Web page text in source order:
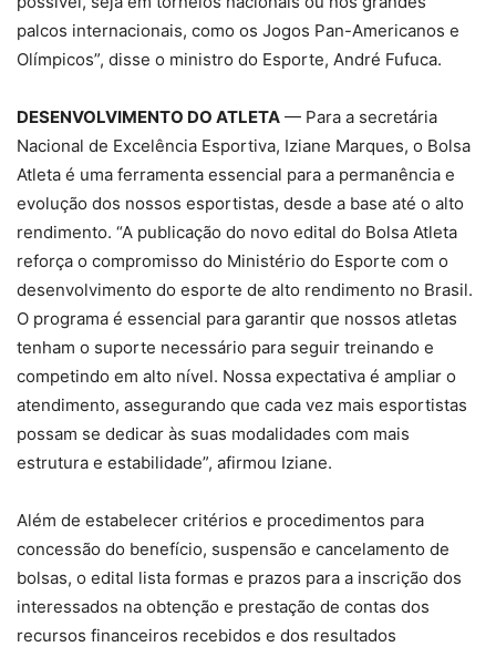
palcos internacionais, como os Jogos Pan-Americanos e
Olímpicos”, disse o ministro do Esporte, André Fufuca.
DESENVOLVIMENTO DO ATLETA — Para a secretária
Nacional de Excelência Esportiva, Iziane Marques, o Bolsa
Atleta é uma ferramenta essencial para a permanência e
evolução dos nossos esportistas, desde a base até o alto
rendimento. “A publicação do novo edital do Bolsa Atleta
reforça o compromisso do Ministério do Esporte com o
desenvolvimento do esporte de alto rendimento no Brasil.
O programa é essencial para garantir que nossos atletas
tenham o suporte necessário para seguir treinando e
competindo em alto nível. Nossa expectativa é ampliar o
atendimento, assegurando que cada vez mais esportistas
possam se dedicar às suas modalidades com mais
estrutura e estabilidade”, afirmou Iziane.
Além de estabelecer critérios e procedimentos para
concessão do benefício, suspensão e cancelamento de
bolsas, o edital lista formas e prazos para a inscrição dos
interessados na obtenção e prestação de contas dos
recursos financeiros recebidos e dos resultados